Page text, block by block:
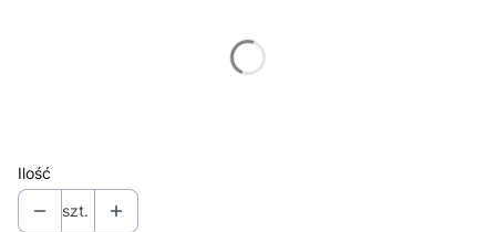
Ilość
szt.